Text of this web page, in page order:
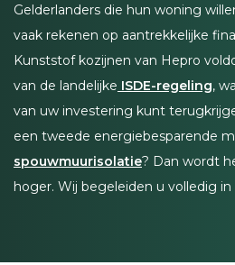
Gelderlanders die hun woning
vaak rekenen op aantrekkelijke
Kunststof kozijnen van Hepro
van de landelijke ISDE-regeling,
van uw investering kunt
een tweede energiebesparende
spouwmuurisolatie? Dan wordt
hoger. Wij begeleiden u volledig in